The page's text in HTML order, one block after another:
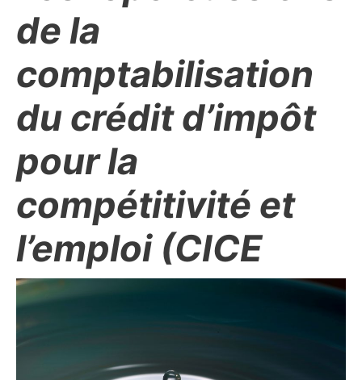
de la
comptabilisation
du crédit d’impôt
pour la
compétitivité et
l’emploi (CICE